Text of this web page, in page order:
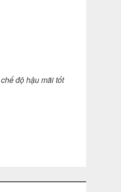
độ hậu mãi tốt